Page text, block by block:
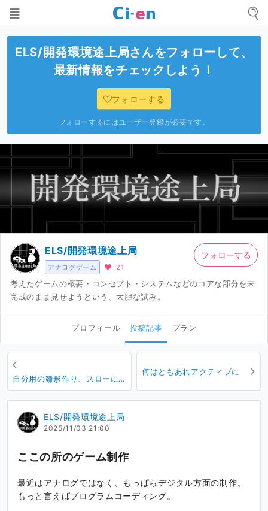
ELS/開発環境途上局さんをフォローして、
最新情報をチェックしよう！
フォローする
フォローするにはユーザー登録が必要です。
アナログゲーム
ELS/開発環境途上局
21
考えたゲームの概要・コンセプト・システムなどのコアな部分を未
完成のまま見せようという、大胆な試み。
フォローする
プロフィール 投稿記事 プラン
自分用の雛形作り、スローに
進行中
何はともあれアクティブに
ELS/開発環境途上局
2025/11/03 21:00
ここの所のゲーム制作
最近はアナログではなく、もっぱらデジタル方面の制作。
もっと言えばプログラムコーディング。